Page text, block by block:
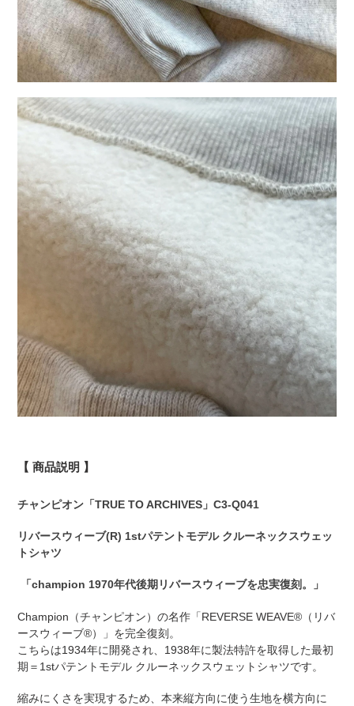
【 商品説明 】
チャンピオン「TRUE TO ARCHIVES」C3-Q041
リバースウィーブ(R) 1stパテントモデル クルーネックスウェッ
トシャツ
「champion 1970年代後期リバースウィーブを忠実復刻。」
Champion（チャンピオン）の名作「REVERSE WEAVE®（リバ
ースウィーブ®）」を完全復刻。
こちらは1934年に開発され、1938年に製法特許を取得した最初
期＝1stパテントモデル クルーネックスウェットシャツです。
縮みにくさを実現するため、本来縦方向に使う生地を横方向に